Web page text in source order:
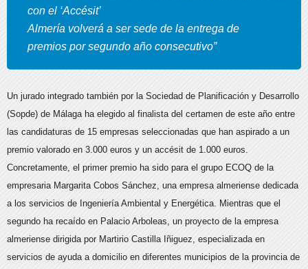
con el ‘Accésit’
Almería volverá a ser sede de la entrega de
premios por segundo año consecutivo”
Un jurado integrado también por la Sociedad de Planificación y Desarrollo
(Sopde) de Málaga ha elegido al finalista del certamen de este año entre
las candidaturas de 15 empresas seleccionadas que han aspirado a un
premio valorado en 3.000 euros y un accésit de 1.000 euros.
Concretamente, el primer premio ha sido para el grupo ECOQ de la
empresaria Margarita Cobos Sánchez, una empresa almeriense dedicada
a los servicios de Ingeniería Ambiental y Energética. Mientras que el
segundo ha recaído en Palacio Arboleas, un proyecto de la empresa
almeriense dirigida por Martirio Castilla Iñiguez, especializada en
servicios de ayuda a domicilio en diferentes municipios de la provincia de